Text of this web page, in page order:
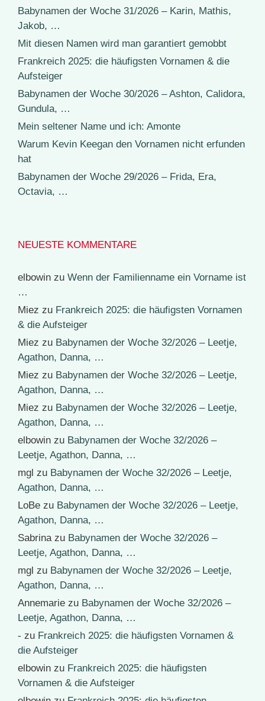
Babynamen der Woche 31/2026 – Karin, Mathis,
Jakob, …
Mit diesen Namen wird man garantiert gemobbt
Frankreich 2025: die häufigsten Vornamen & die
Aufsteiger
Babynamen der Woche 30/2026 – Ashton, Calidora,
Gundula, …
Mein seltener Name und ich: Amonte
Warum Kevin Keegan den Vornamen nicht erfunden
hat
Babynamen der Woche 29/2026 – Frida, Era,
Octavia, …
NEUESTE KOMMENTARE
elbowin zu Wenn der Familienname ein Vorname ist
…
Miez zu Frankreich 2025: die häufigsten Vornamen
& die Aufsteiger
Miez zu Babynamen der Woche 32/2026 – Leetje,
Agathon, Danna, …
Miez zu Babynamen der Woche 32/2026 – Leetje,
Agathon, Danna, …
Miez zu Babynamen der Woche 32/2026 – Leetje,
Agathon, Danna, …
elbowin zu Babynamen der Woche 32/2026 –
Leetje, Agathon, Danna, …
mgl zu Babynamen der Woche 32/2026 – Leetje,
Agathon, Danna, …
LoBe zu Babynamen der Woche 32/2026 – Leetje,
Agathon, Danna, …
Sabrinazu Babynamen der Woche 32/2026 –
Leetje, Agathon, Danna, …
mgl zu Babynamen der Woche 32/2026 – Leetje,
Agathon, Danna, …
Annemarie zu Babynamen der Woche 32/2026 –
Leetje, Agathon, Danna, …
- zu Frankreich 2025: die häufigsten Vornamen &
die Aufsteiger
elbowin zu Frankreich 2025: die häufigsten
Vornamen & die Aufsteiger